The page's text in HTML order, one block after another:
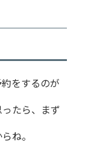
をするのが
たら、まず
ね。